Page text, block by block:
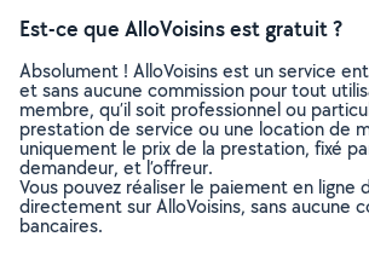
Est-ce que AlloVoisins est gratuit ?
Absolument ! AlloVoisins est un service
et sans aucune commission pour tout
membre, qu’il soit professionnel ou
prestation de service ou une location de
uniquement le prix de la prestation, fixé
demandeur, et l’offreur.
Vous pouvez réaliser le paiement en ligne
directement sur AlloVoisins, sans aucune
bancaires.